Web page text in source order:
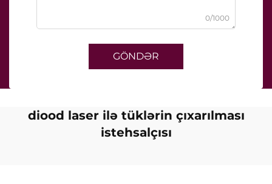
0/1000
GÖNDƏR
diood laser ilə tüklərin çıxarılması
istehsalçısı